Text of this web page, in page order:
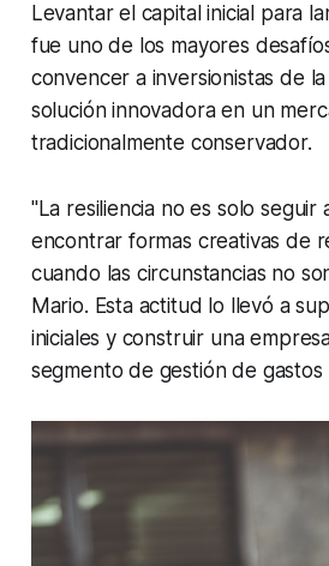
Levantar el capital inicial para
fue uno de los mayores
convencer a inversionistas de
solución innovadora en un
tradicionalmente conservador.
"La resiliencia no es solo seguir
encontrar formas creativas de
cuando las circunstancias no
Mario. Esta actitud lo llevó a
iniciales y construir una
segmento de gestión de gastos